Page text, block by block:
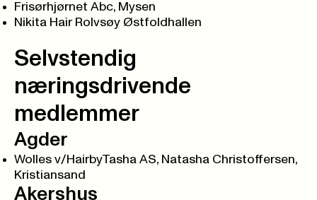
Frisørhjørnet Abc, Mysen
Nikita Hair Rolvsøy Østfoldhallen
Selvstendig
næringsdrivende
medlemmer
Agder
Wolles v/HairbyTasha AS, Natasha Christoffersen,
Kristiansand
Akershus